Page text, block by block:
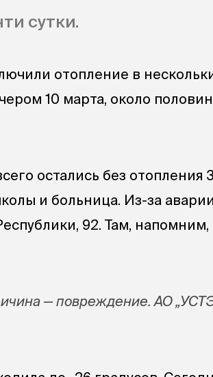
сутки.
отопление в
10 марта, около
остались без отопления
и больница. Из-за аварии
92. Там, напомним,
— повреждение. АО